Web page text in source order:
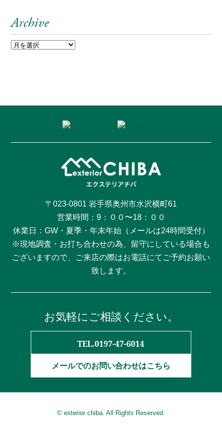
Archive
〒023-0801 岩手県奥州市水沢横町61
営業時間：9：００〜18：００
休業日：GW・夏季・年末年始（メールは24時間受付）
※現地調査・お打ち合わせの為、留守にしている場合も
ございますので、ご来店の際はお電話にてご予約お願い
致します。
お気軽にご相談ください。
TEL.0197-47-6014
メールでのお問い合わせはこちら
© exterior chiba. All Rights Reserved.